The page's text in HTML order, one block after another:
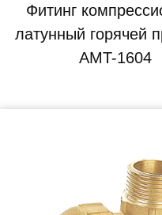
Фитинг
латунный горячей
AMT-1604